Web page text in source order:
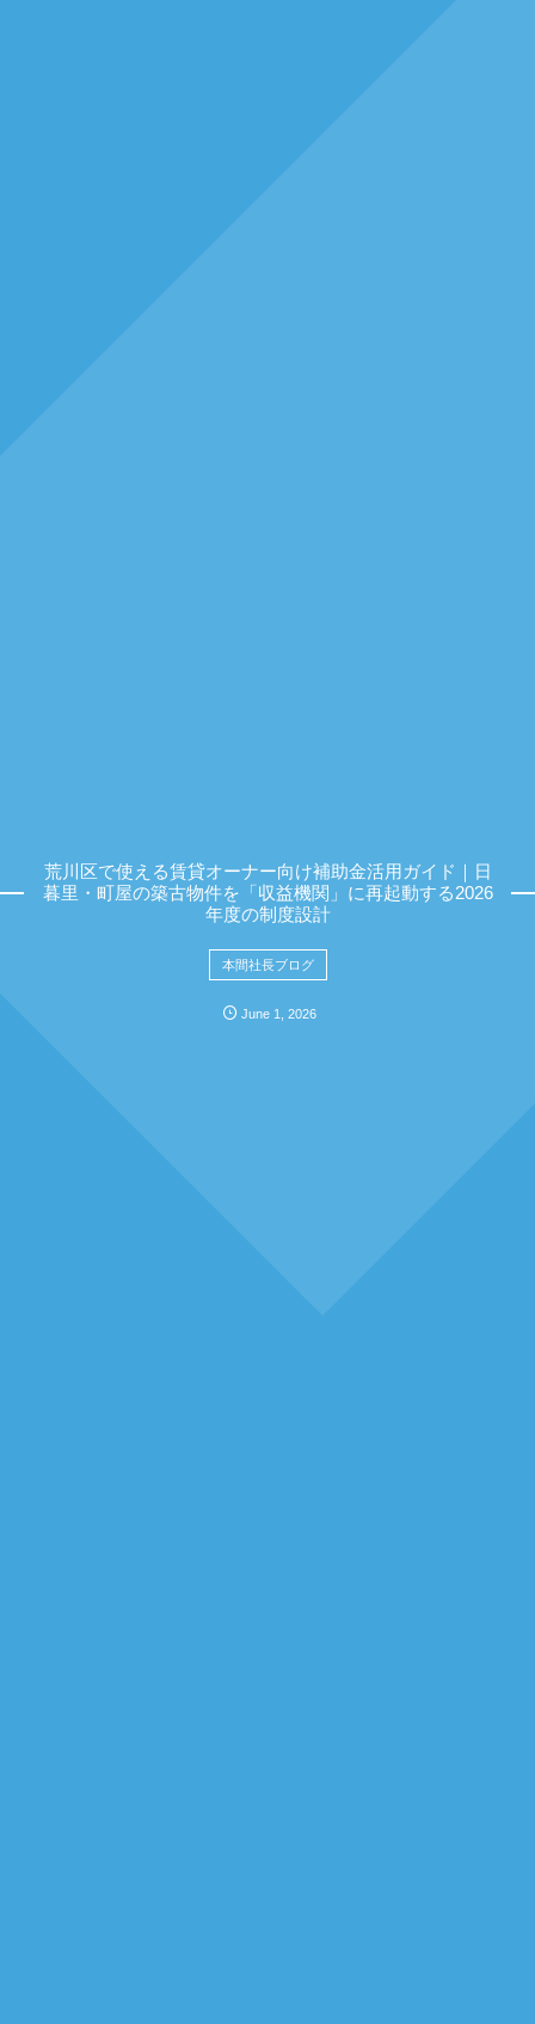
荒川区で使える賃貸オーナー向け補助金活用ガイド｜日
暮里・町屋の築古物件を「収益機関」に再起動する2026
年度の制度設計
本間社長ブログ
June 1 2026